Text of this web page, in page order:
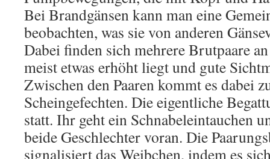
Bei Brandgänsen kann man eine
beobachten, was sie von anderen
Dabei finden sich mehrere Brutpaare
meist etwas erhöht liegt und gute
Zwischen den Paaren kommt es dabei
Scheingefechten. Die eigentliche
statt. Ihr geht ein Schnabeleintauchen
beide Geschlechter voran. Die
signalisiert das Weibchen, indem es